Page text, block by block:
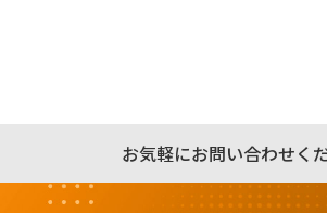
お気軽にお問い合わせく